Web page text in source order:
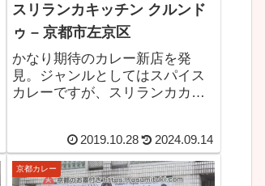
スリランカキッチン クルンド
ゥ – 京都市左京区
かなり期待のカレー新店を発
見。ジャンルとしてはスパイス
カレーですが、スリランカカレ
ゥ」さん。2019年11月10日、京
都市左京区吉田中阿達町に爆誕
です。
2019.10.28 2024.09.14
京都カレー